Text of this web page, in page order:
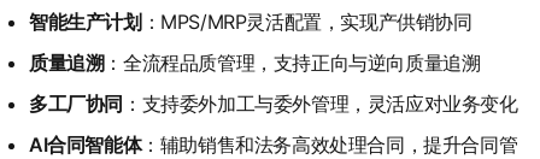
智能生产计划 ：MPS/MRP灵活配置，实现产供销协同
质量追溯：全流程品质管理，支持正向与逆向质量追溯
多工厂协同 ：支持委外加工与委外管理，灵活应对业务变化
AI合同智能体：辅助销售和法务高效处理合同，提升合同管